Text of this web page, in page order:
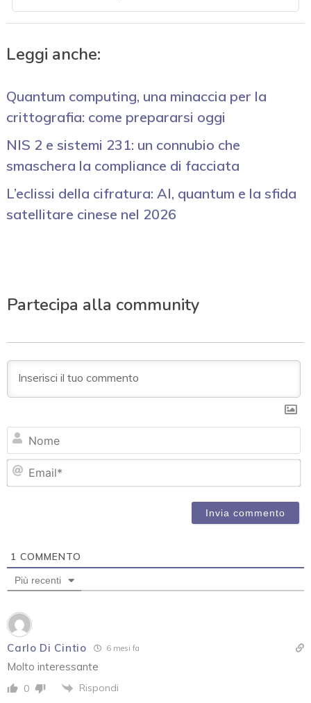
Leggi anche:
Quantum computing, una minaccia per la
crittografia: come prepararsi oggi
NIS 2 e sistemi 231: un connubio che
smaschera la compliance di facciata
L’eclissi della cifratura: AI, quantum e la sfida
satellitare cinese nel 2026
Partecipa alla community
1 COMMENTO
Più recenti
Carlo Di Cintio 6 mesi fa
Molto interessante
0 Rispondi